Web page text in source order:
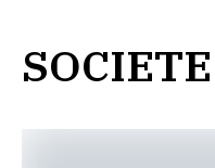
SOCIETE